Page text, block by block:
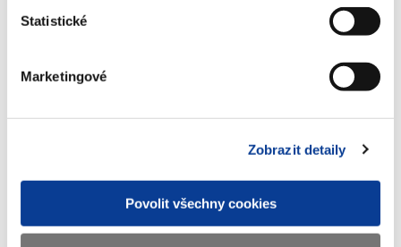
Statistické
Marketingové
Zobrazit detaily
Povolit všechny cookies
Zpráva o vývoji finančního trhu v roce
Stáhnout vybrané (0)